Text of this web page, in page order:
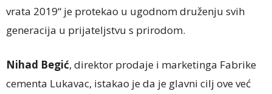
vrata 2019“ je protekao u ugodnom druženju svih
generacija u prijateljstvu s prirodom.
Nihad Begić, direktor prodaje i marketinga Fabrike
cementa Lukavac, istakao je da je glavni cilj ove već